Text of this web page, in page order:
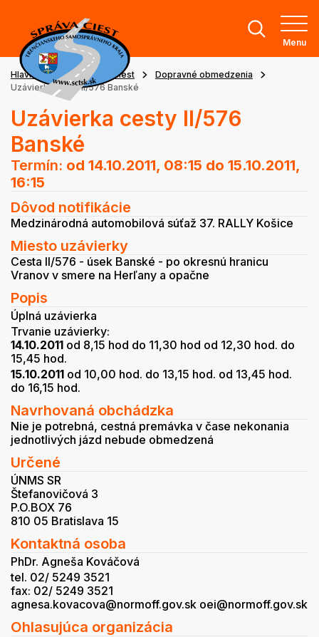
Menu
Hlavná stránka Stav ciest
Dopravné obmedzenia
Uzávierka cesty II/576 Banské
Uzávierka cesty II/576
Banské
Termín: od 14.10.2011, 08:15 do 15.10.2011,
16:15
Dôvod notifikácie
Medzinárodná automobilová súťaž 37. RALLY Košice
Miesto uzávierky
Cesta II/576 - úsek Banské - po okresnú hranicu
Vranov v smere na Herľany a opačne
Popis
Úplná uzávierka
Trvanie uzávierky:
14.10.2011 od 8,15 hod do 11,30 hod od 12,30 hod. do
15,45 hod.
15.10.2011 od 10,00 hod. do 13,15 hod. od 13,45 hod.
do 16,15 hod.
Navrhovaná obchádzka
Nie je potrebná, cestná premávka v čase nekonania
jednotlivých jázd nebude obmedzená
Určené
ÚNMS SR
Štefanovičová 3
P.O.BOX 76
810 05 Bratislava 15
Kontaktná osoba
PhDr. Agneša Kováčová
tel. 02/ 5249 3521
fax: 02/ 5249 3521
agnesa.kovacova@normoff.gov.sk oei@normoff.gov.sk
Ohlasujúca organizácia